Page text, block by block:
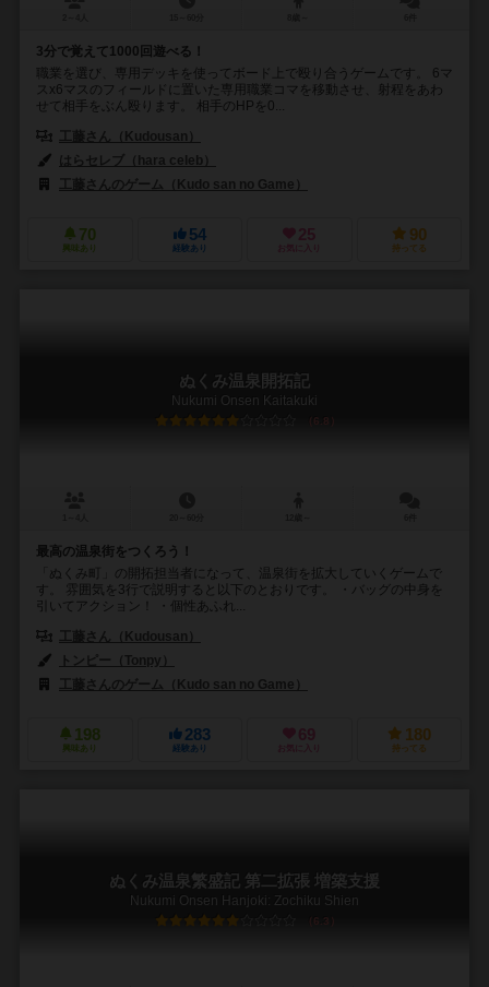
3分で覚えて1000回遊べる！
職業を選び、専用デッキを使ってボード上で殴り合うゲームです。 6マ
スx6マスのフィールドに置いた専用職業コマを移動させ、射程をあわ
せて相手をぶん殴ります。 相手のHPを0...
工藤さん（Kudousan）
はらセレブ（hara celeb）
工藤さんのゲーム（Kudo san no Game）
70
興味あり
54
経験あり
25
お気に入り
90
持ってる
ぬくみ温泉開拓記
Nukumi Onsen Kaitakuki
6.8
最高の温泉街をつくろう！
「ぬくみ町」の開拓担当者になって、温泉街を拡大していくゲームで
す。 雰囲気を3行で説明すると以下のとおりです。 ・バッグの中身を
引いてアクション！ ・個性あふれ...
工藤さん（Kudousan）
トンピー（Tonpy）
工藤さんのゲーム（Kudo san no Game）
198
興味あり
283
経験あり
69
お気に入り
180
持ってる
ぬくみ温泉繁盛記 第二拡張 増築支援
Nukumi Onsen Hanjoki: Zochiku Shien
6.3